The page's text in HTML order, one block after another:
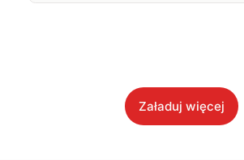
Załaduj więcej